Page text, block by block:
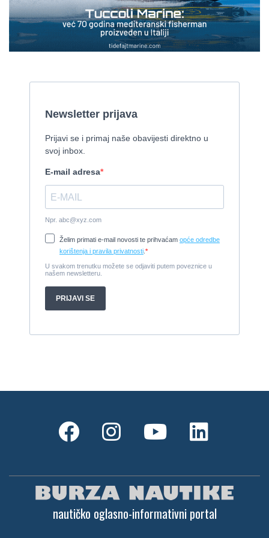
Pirelli 770 EFB
2010, 8,46 x 3,12 m, Mercruiser 235,4 kw
35.000 EUR
2015, 27 x 7 m, Iveco aifo x 2
Izletnički brod - 94 osobe
Cijena:370.000 EUR
Tender Williams 325 TurboJet - sniženo!
2008, 325 x 1.7 m, weber 750
Damor 900 FURIA - EXTRA OPREMA - PRILIKA - SNIŽENA
CIJENA
2008, 8,98 x 3 m, Yanmar 200kW - unutranji, diesel
Cijena:65.000 EUR
Prodajem jedrilicu ELAN 31 S
Cijena:27.000 EUR
1998, 19 x 5 m, Volvo penta 306ks
M/B San snova
2008, 27 x 6.5 m, Volvo penta 350 KS
nautičko oglasno-informativni portal